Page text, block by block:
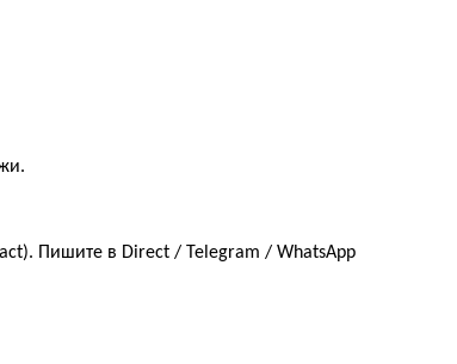
Пишите в Direct / Telegram / WhatsApp